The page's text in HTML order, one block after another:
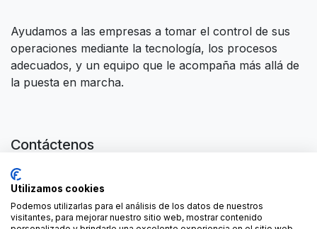
Ayudamos a las empresas a tomar el control de sus
operaciones mediante la tecnología, los procesos
adecuados, y un equipo que le acompaña más allá de
la puesta en marcha.
Contáctenos
contact@forgeflow.com
+34 936 94 04 85
Utilizamos cookies
Podemos utilizarlas para el análisis de los datos de nuestros
visitantes, para mejorar nuestro sitio web, mostrar contenido